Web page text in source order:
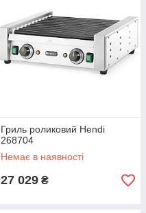
Гриль роликовий Hendi
268704
Немає в наявності
27 029 ₴